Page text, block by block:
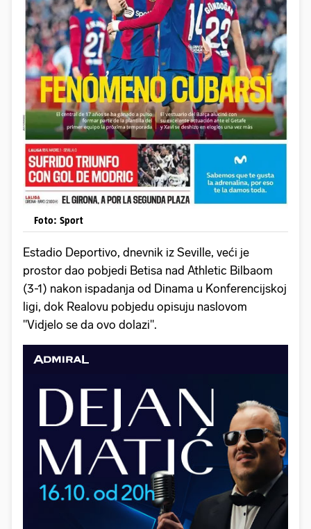
Foto: Sport
Estadio Deportivo, dnevnik iz Seville, veći je
prostor dao pobjedi Betisa nad Athletic Bilbaom
(3-1) nakon ispadanja od Dinama u Konferencijskoj
ligi, dok Realovu pobjedu opisuju naslovom
"Vidjelo se da ovo dolazi".